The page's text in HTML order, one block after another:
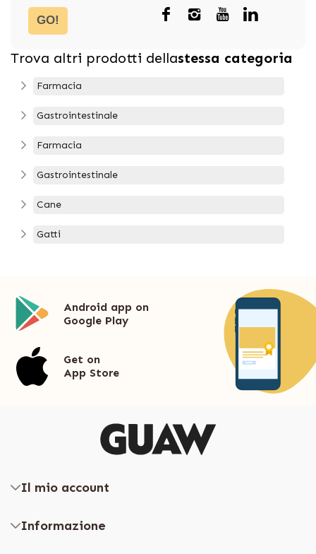
GO!
Trova altri prodotti dellastessa categoria
Farmacia
Gastrointestinale
Farmacia
Gastrointestinale
Cane
Gatti
Android app on
Google Play
Get on
App Store
Il mio account
Informazione